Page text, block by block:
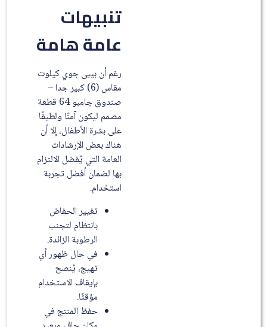
تنبيهات
عامة هامة
رغم أن بيبى جوي كيلوت
مقاس (6) كبير جدا –
صندوق جامبو 64 قطعة
مصمم ليكون آمنًا ولطيفًا
على بشرة الأطفال، إلا أن
هناك بعض الإرشادات
العامة التي يُفضل الالتزام
بها لضمان أفضل تجربة
استخدام.
تغيير الحفاض
بانتظام لتجنب
الرطوبة الزائدة.
في حال ظهور أي
تهيج، يُنصح
بإيقاف الاستخدام
حفظ المنتج في